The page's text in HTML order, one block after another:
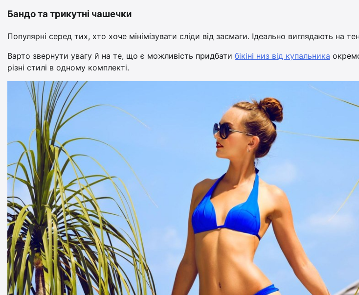
Бандо та трикутні чашечки
Популярні серед тих, хто хоче мінімізувати сліди від засмаги. Ідеально виглядають на
Варто звернути увагу й на те, що є можливість придбати бікіні низ від купальника
різні стилі в одному комплекті.